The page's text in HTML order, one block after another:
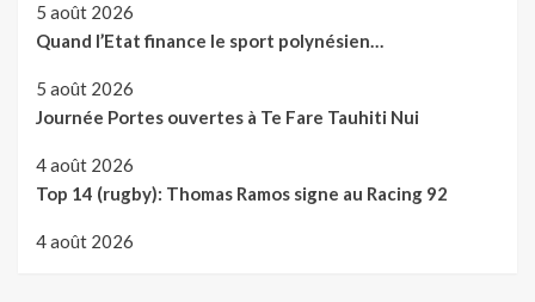
5 août 2026
Quand l’Etat finance le sport polynésien…
5 août 2026
Journée Portes ouvertes à Te Fare Tauhiti Nui
4 août 2026
Top 14 (rugby): Thomas Ramos signe au Racing 92
4 août 2026